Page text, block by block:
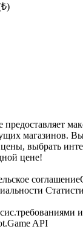
предоставляет
магазинов.
выбрать
цене!
соглашение
API